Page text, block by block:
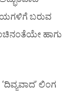
ಬರುವ
ಹಾಗು
ಲಿಂಗ